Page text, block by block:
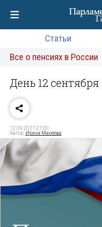
Статьи
Все о пенсиях в России
День 12
12.09.2021 01:00
Автор: Ирина Макеева